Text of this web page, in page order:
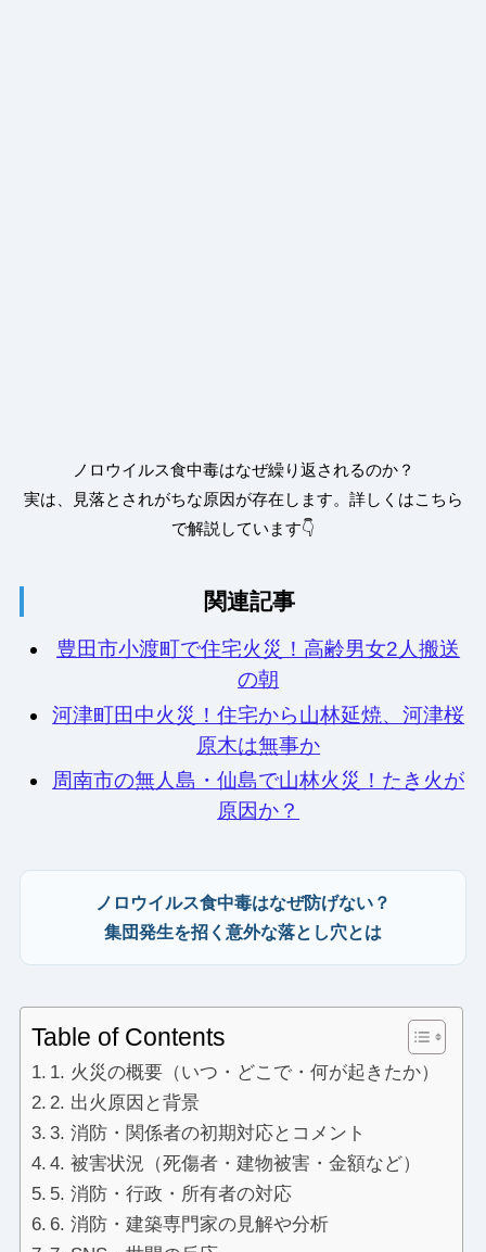
ノロウイルス食中毒はなぜ繰り返されるのか？
実は、見落とされがちな原因が存在します。詳しくはこちら
で解説しています👇
関連記事
豊田市小渡町で住宅火災！高齢男女2人搬送
の朝
河津町田中火災！住宅から山林延焼、河津桜
原木は無事か
周南市の無人島・仙島で山林火災！たき火が
原因か？
ノロウイルス食中毒はなぜ防げない？
集団発生を招く意外な落とし穴とは
Table of Contents
1. 火災の概要（いつ・どこで・何が起きたか）
2. 出火原因と背景
3. 消防・関係者の初期対応とコメント
4. 被害状況（死傷者・建物被害・金額など）
5. 消防・行政・所有者の対応
6. 消防・建築専門家の見解や分析